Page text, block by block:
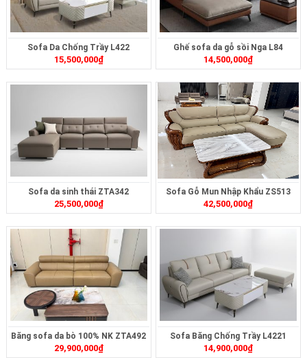
Sofa Da Chống Trầy L422
15,500,000₫
Ghế sofa da gỗ sồi Nga L84
14,500,000₫
Sofa da sinh thái ZTA342
25,500,000₫
Sofa Gỗ Mun Nhập Khẩu ZS513
42,500,000₫
Băng sofa da bò 100% NK ZTA492
29,900,000₫
Sofa Băng Chống Trầy L4221
14,900,000₫